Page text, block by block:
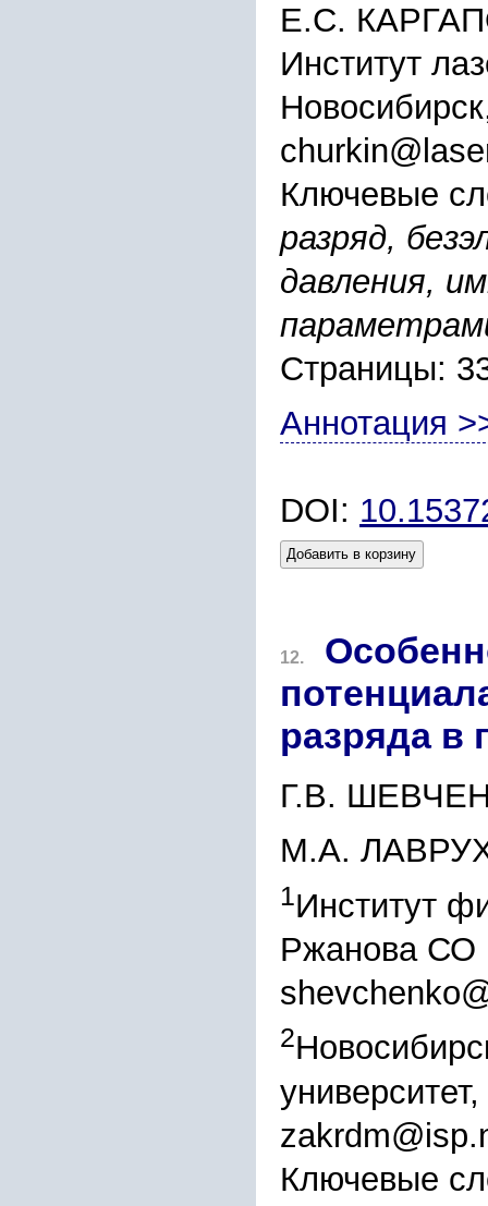
Е.С.
Институт
Ключевые
разряд,
давления,
Страницы:
Аннотация
DOI:
Добавить в корзину
12.
разряда в
Г.В.
М.А.
1Институт
Ржанова СО
2
Ключевые